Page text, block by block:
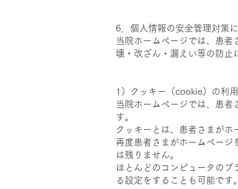
6．個人情報の安全管理対策
当院ホームページでは、患
壊・改ざん・漏えい等の防止
1）クッキー（cookie）の利
当院ホームページでは、患者
す。
クッキーとは、患者さまがホ
再度患者さまがホームページ
は残りません。
ほとんどのコンピュータの
る設定をすることも可能です